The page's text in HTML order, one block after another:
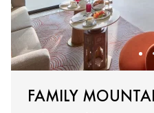
FAMILY